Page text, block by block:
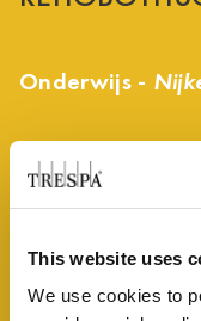
This website uses
We use cookies to
Onderwijs -
TOEGEPASTE